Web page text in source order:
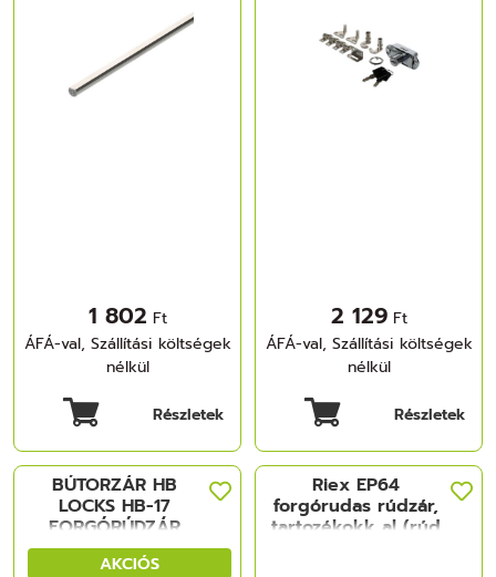
1 802 Ft
ÁFÁ-val, Szállítási költségek
nélkül
Részletek
2 129 Ft
ÁFÁ-val, Szállítási költségek
nélkül
Részletek
AKCIÓS
BÚTORZÁR HB
LOCKS HB-17
FORGÓRÚDZÁR
NIKKEL
Riex EP64
forgórudas rúdzár,
tartozékokk al (rúd